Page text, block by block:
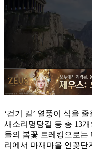
‘걷기 길’ 열풍이 식을
새소리명당길 등 총 13
들의 봄꽃 트레킹으로는
리에서 마재마을 연꽃단